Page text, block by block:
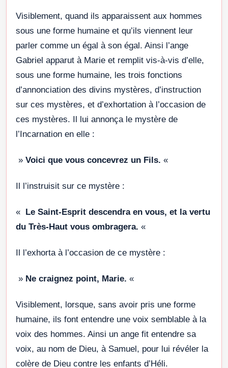
Visiblement, quand ils apparaissent aux hommes
sous une forme humaine et qu’ils viennent leur
parler comme un égal à son égal. Ainsi l’ange
Gabriel apparut à Marie et remplit vis-à-vis d’elle,
sous une forme humaine, les trois fonctions
d’annonciation des divins mystères, d’instruction
sur ces mystères, et d’exhortation à l’occasion de
ces mystères. Il lui annonça le mystère de
l’Incarnation en elle :
» Voici que vous concevrez un Fils. «
Il l’instruisit sur ce mystère :
«
Le Saint-Esprit descendra en vous, et la vertu
du Très-Haut vous ombragera. «
Il l’exhorta à l’occasion de ce mystère :
» Ne craignez point, Marie. «
Visiblement, lorsque, sans avoir pris une forme
humaine, ils font entendre une voix semblable à la
voix des hommes. Ainsi un ange fit entendre sa
voix, au nom de Dieu, à Samuel, pour lui révéler la
colère de Dieu contre les enfants d’Héli.